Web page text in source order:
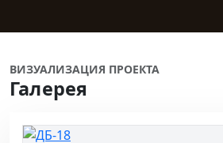
ВИЗУАЛИЗАЦИЯ ПРОЕКТА
Галерея